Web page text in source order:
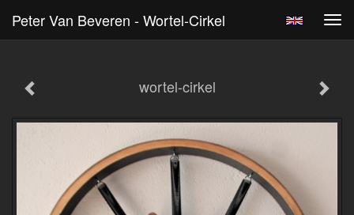
Peter Van Beveren - Wortel-Cirkel
wortel-cirkel